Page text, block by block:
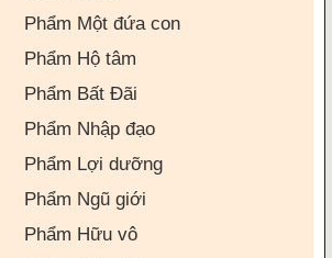
Phẩm Một đứa con
Phẩm Hộ tâm
Phẩm Bất Đãi
Phẩm Nhập đạo
Phẩm Lợi dưỡng
Phẩm Ngũ giới
Phẩm Hữu vô